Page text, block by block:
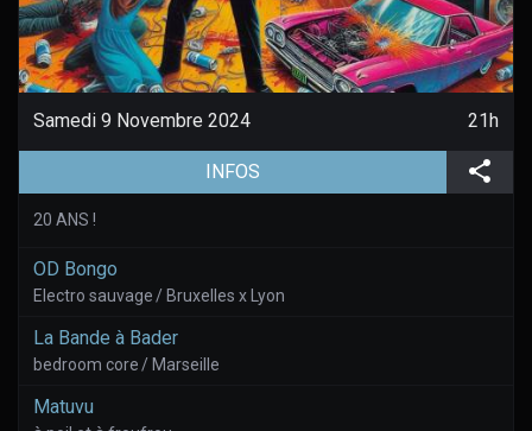
Samedi 9 Novembre 2024 21h
INFOS (aller à la page de l'évènement)
20 ANS !
OD Bongo
Electro sauvage / Bruxelles x Lyon
La Bande à Bader
bedroom core / Marseille
Matuvu